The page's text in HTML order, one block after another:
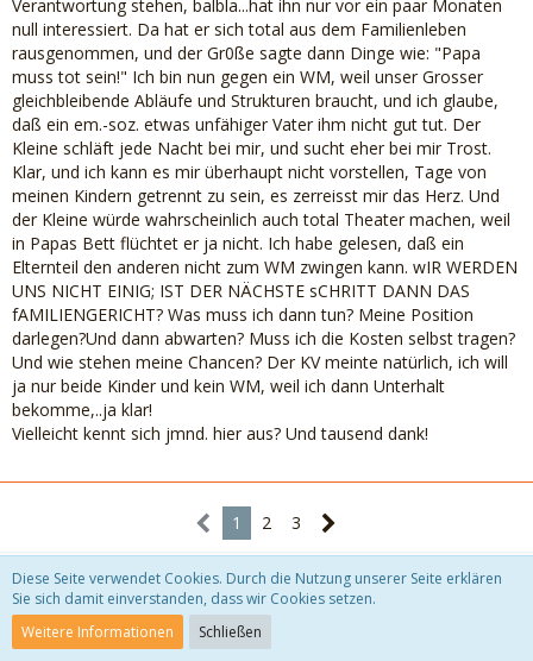
Verantwortung stehen, balbla...hat ihn nur vor ein paar Monaten
null interessiert. Da hat er sich total aus dem Familienleben
rausgenommen, und der Gr0ße sagte dann Dinge wie: "Papa
muss tot sein!" Ich bin nun gegen ein WM, weil unser Grosser
gleichbleibende Abläufe und Strukturen braucht, und ich glaube,
daß ein em.-soz. etwas unfähiger Vater ihm nicht gut tut. Der
Kleine schläft jede Nacht bei mir, und sucht eher bei mir Trost.
Klar, und ich kann es mir überhaupt nicht vorstellen, Tage von
meinen Kindern getrennt zu sein, es zerreisst mir das Herz. Und
der Kleine würde wahrscheinlich auch total Theater machen, weil
in Papas Bett flüchtet er ja nicht. Ich habe gelesen, daß ein
Elternteil den anderen nicht zum WM zwingen kann. wIR WERDEN
UNS NICHT EINIG; IST DER NÄCHSTE sCHRITT DANN DAS
fAMILIENGERICHT? Was muss ich dann tun? Meine Position
darlegen?Und dann abwarten? Muss ich die Kosten selbst tragen?
Und wie stehen meine Chancen? Der KV meinte natürlich, ich will
ja nur beide Kinder und kein WM, weil ich dann Unterhalt
bekomme,..ja klar!
Vielleicht kennt sich jmnd. hier aus? Und tausend dank!
1 2 3
Teilen
Diese Seite verwendet Cookies. Durch die Nutzung unserer Seite erklären
Sie sich damit einverstanden, dass wir Cookies setzen.
Weitere Informationen
Schließen